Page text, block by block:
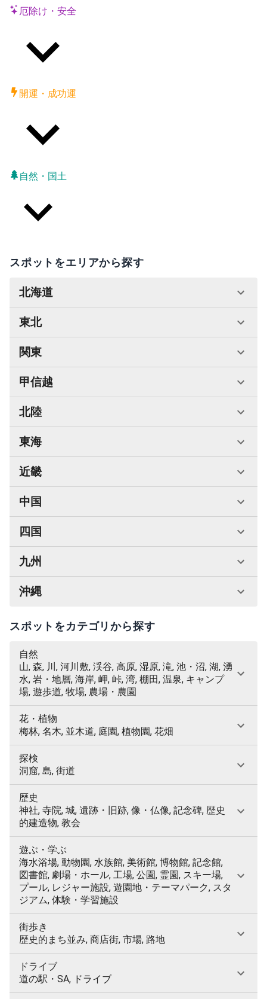
厄除け・安全
開運・成功運
自然・国土
スポットをエリアから探す
北海道
東北
関東
甲信越
北陸
東海
近畿
中国
四国
九州
沖縄
スポットをカテゴリから探す
自然
山, 森, 川, 河川敷, 渓谷, 高原, 湿原, 滝, 池・沼, 湖, 湧
水, 岩・地層, 海岸, 岬, 峠, 湾, 棚田, 温泉, キャンプ
場, 遊歩道, 牧場, 農場・農園
花・植物
梅林, 名木, 並木道, 庭園, 植物園, 花畑
探検
洞窟, 島, 街道
歴史
神社, 寺院, 城, 遺跡・旧跡, 像・仏像, 記念碑, 歴史
的建造物, 教会
遊ぶ・学ぶ
海水浴場, 動物園, 水族館, 美術館, 博物館, 記念館,
図書館, 劇場・ホール, 工場, 公園, 霊園, スキー場,
プール, レジャー施設, 遊園地・テーマパーク, スタ
ジアム, 体験・学習施設
街歩き
歴史的まち並み, 商店街, 市場, 路地
ドライブ
道の駅・SA, ドライブ